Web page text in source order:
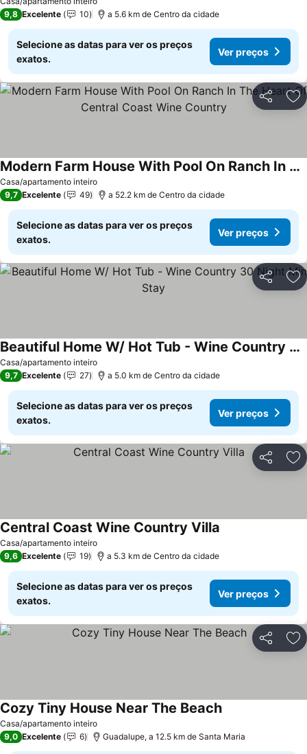
9,8 Excelente 10 a 5.6 km de Centro da cidade
Selecione as datas para ver os preços
exatos.
Ver preços
Partilhar
Casa/apartamento inteiro
Modern Farm House With Pool On Ranch In The Heart Of Central Coast Wine Country
9,7 Excelente 49 a 52.2 km de Centro da cidade
Selecione as datas para ver os preços
exatos.
Ver preços
Partilhar
Casa/apartamento inteiro
Beautiful Home W/ Hot Tub - Wine Country 30 Night Min Stay
9,7 Excelente 27 a 5.0 km de Centro da cidade
Selecione as datas para ver os preços
exatos.
Ver preços
Partilhar
Casa/apartamento inteiro
Central Coast Wine Country Villa
9,6 Excelente 19 a 5.3 km de Centro da cidade
Selecione as datas para ver os preços
exatos.
Ver preços
Partilhar
Casa/apartamento inteiro
Cozy Tiny House Near The Beach
9,0 Excelente 6 Guadalupe, a 12.5 km de Santa Maria